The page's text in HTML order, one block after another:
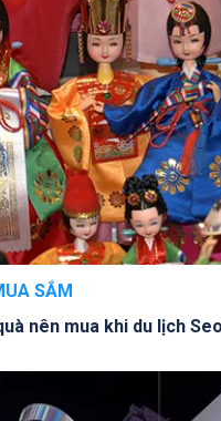
SẮM
nên mua khi du lịch